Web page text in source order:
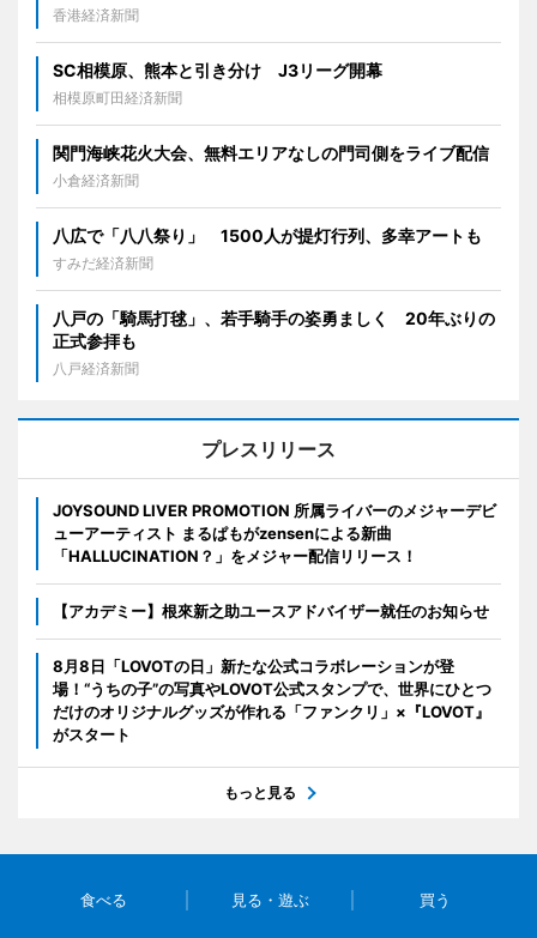
香港経済新聞
SC相模原、熊本と引き分け J3リーグ開幕
相模原町田経済新聞
関門海峡花火大会、無料エリアなしの門司側をライブ配信
小倉経済新聞
八広で「八八祭り」 1500人が提灯行列、多幸アートも
すみだ経済新聞
八戸の「騎馬打毬」、若手騎手の姿勇ましく 20年ぶりの
正式参拝も
八戸経済新聞
プレスリリース
JOYSOUND LIVER PROMOTION 所属ライバーのメジャーデビ
ューアーティスト まるぱもがzensenによる新曲
「HALLUCINATION？」をメジャー配信リリース！
【アカデミー】根來新之助ユースアドバイザー就任のお知らせ
8月8日「LOVOTの日」新たな公式コラボレーションが登
場！“うちの子”の写真やLOVOT公式スタンプで、世界にひとつ
だけのオリジナルグッズが作れる「ファンクリ」×『LOVOT』
がスタート
もっと見る
食べる 見る・遊ぶ 買う